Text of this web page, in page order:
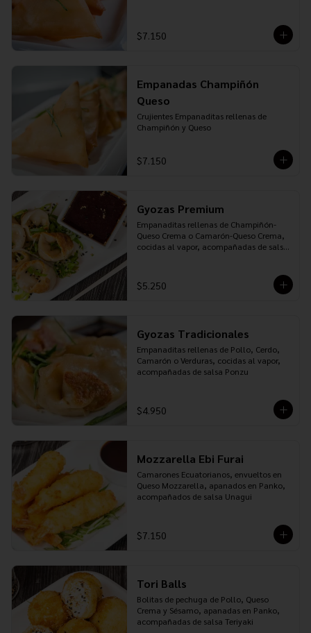
$7.150
Empanadas Champiñón
Queso
Crujientes Empanaditas rellenas de
Champiñón y Queso
$7.150
Gyozas Premium
Empanaditas rellenas de Champiñón-
Queso Crema o Camarón-Queso Crema,
cocidas al vapor, acompañadas de salsa
$5.250
Gyozas Tradicionales
Empanaditas rellenas de Pollo, Cerdo,
Camarón o Verduras, cocidas al vapor,
acompañadas de salsa Ponzu
$4.950
Mozzarella Ebi Furai
Camarones Ecuatorianos, envueltos en
Queso Mozzarella, apanados en Panko,
acompañados de salsa Unagui
$7.150
Tori Balls
Bolitas de pechuga de Pollo, Queso
Crema y Sésamo, apanadas en Panko,
acompañadas de salsa Teriyaki